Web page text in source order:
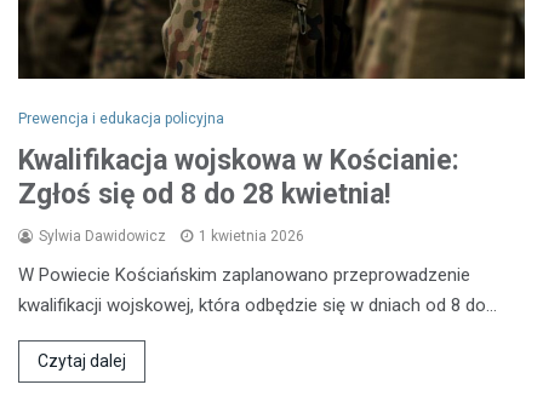
Prewencja i edukacja policyjna
Kwalifikacja wojskowa w Kościanie:
Zgłoś się od 8 do 28 kwietnia!
Sylwia Dawidowicz 1 kwietnia 2026
W Powiecie Kościańskim zaplanowano przeprowadzenie
kwalifikacji wojskowej, która odbędzie się w dniach od 8 do…
Czytaj dalej